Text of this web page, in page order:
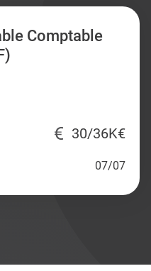
Comptable
30/36K€
07/07